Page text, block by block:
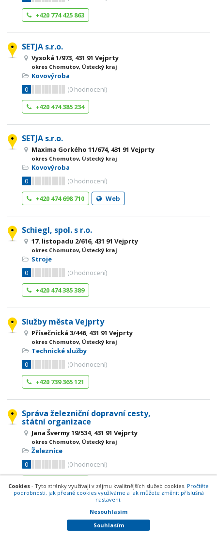
+420 774 425 863
SETJA s.r.o.
Vysoká 1/973, 431 91 Vejprty
okres Chomutov, Ústecký kraj
Kovovýroba
0
(0 hodnocení)
+420 474 385 234
SETJA s.r.o.
Maxima Gorkého 11/674, 431 91 Vejprty
okres Chomutov, Ústecký kraj
Kovovýroba
0
(0 hodnocení)
+420 474 698 710
Web
Schiegl, spol. s r.o.
17. listopadu 2/616, 431 91 Vejprty
okres Chomutov, Ústecký kraj
Stroje
0
(0 hodnocení)
+420 474 385 389
Služby města Vejprty
Přísečnická 3/446, 431 91 Vejprty
okres Chomutov, Ústecký kraj
Technické služby
0
(0 hodnocení)
+420 739 365 121
Správa železniční dopravní cesty,
státní organizace
Jana Švermy 19/534, 431 91 Vejprty
okres Chomutov, Ústecký kraj
Železnice
0
(0 hodnocení)
+420 474 386 132
STROJNÍ A STAVEBNÍ ÚDRŽBA
S. K. Neumanna 3/940, 431 91 Vejprty
Cookies - Tyto stránky využívají v zájmu kvalitnějších služeb cookies. Pročtěte
podrobnosti, jak přesně cookies využíváme a jak můžete změnit příslušná
nastavení.
Nesouhlasím
Souhlasím